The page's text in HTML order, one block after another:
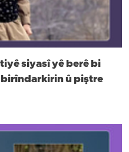
siyasî yê berê bi
û piştre